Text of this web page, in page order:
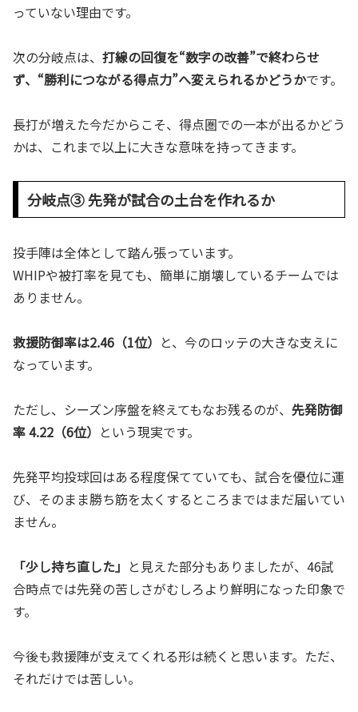
っていない理由です。
次の分岐点は、 打線の回復を“数字の改善”で終わらせ
ず、“勝利につながる得点力”へ変えられるかどうかです。
長打が増えた今だからこそ、得点圏での一本が出るかどう
かは、これまで以上に大きな意味を持ってきます。
分岐点③ 先発が試合の土台を作れるか
投手陣は全体として踏ん張っています。
WHIPや被打率を見ても、簡単に崩壊しているチームでは
ありません。
救援防御率は2.46（1位） と、今のロッテの大きな支えに
なっています。
ただし、シーズン序盤を終えてもなお残るのが、 先発防御
率 4.22（6位） という現実です。
先発平均投球回はある程度保てていても、試合を優位に運
び、そのまま勝ち筋を太くするところまではまだ届いてい
ません。
「少し持ち直した」 と見えた部分もありましたが、46試
合時点では先発の苦しさがむしろより鮮明になった印象で
す。
今後も救援陣が支えてくれる形は続くと思います。ただ、
それだけでは苦しい。